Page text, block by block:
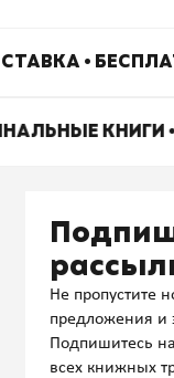
•
Не пропустите
предложения и
Подпишитесь
всех книжных